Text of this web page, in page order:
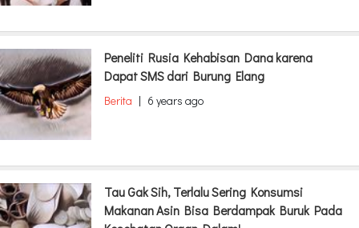
Peneliti Rusia Kehabisan Dana karena
Dapat SMS dari Burung Elang
Berita | 6 years ago
Tau Gak Sih, Terlalu Sering Konsumsi
Makanan Asin Bisa Berdampak Buruk Pada